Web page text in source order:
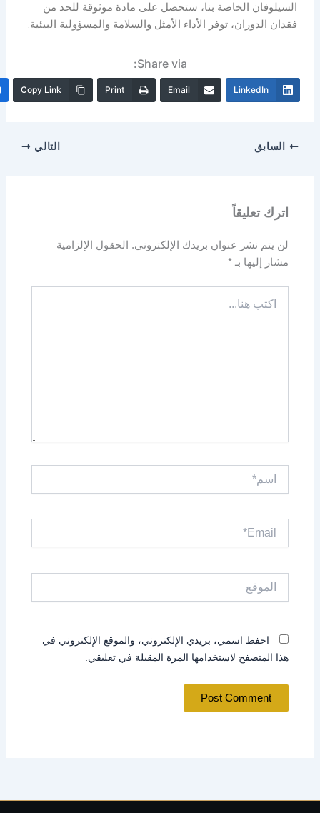
السيلوفان الخاصة بنا، ستحصل على مادة موثوقة للحد من
فقدان الدوران، توفر الأداء الأمثل والسلامة والمسؤولية البيئية.
Share via:
LinkedIn
Email
Print
Copy Link
السابق التالي
اترك تعليقاً
لن يتم نشر عنوان بريدك الإلكتروني.
الحقول الإلزامية
مشار إليها بـ*
هنا...
احفظ اسمي، بريدي الإلكتروني، والموقع الإلكتروني في
هذا المتصفح لاستخدامها المرة المقبلة في تعليقي.